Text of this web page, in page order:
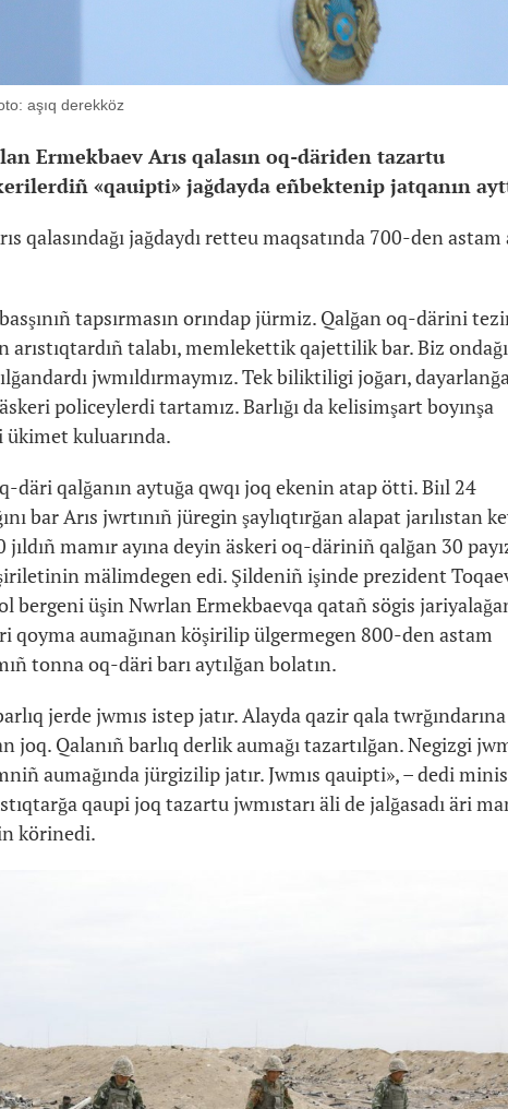
aşıq derekköz
Ermekbaev Arıs qalasın oq-däriden tazartu
«qauipti» jağdayda eñbektenip jatqanın
qalasındağı jağdaydı retteu maqsatında 700-den astam
tapsırmasın orındap jürmiz. Qalğan oq-därini
arıstıqtardıñ talabı, memlekettik qajettilik bar. Biz ondağı
jwmıldırmaymız. Tek biliktiligi joğarı,
policeylerdi tartamız. Barlığı da kelisimşart boyınşa
ükimet kuluarında.
däri qalğanın aytuğa qwqı joq ekenin atap ötti. Biıl 24
bar Arıs jwrtınıñ jüregin şaylıqtırğan alapat jarılıstan
mamır ayına deyin äskeri oq-däriniñ qalğan 30
mälimdegen edi. Şildeniñ işinde prezident
bergeni üşin Nwrlan Ermekbaevqa qatañ sögis
qoyma aumağınan köşirilip ülgermegen 800-den astam
tonna oq-däri barı aytılğan bolatın.
jerde jwmıs istep jatır. Alayda qazir qala twrğındarına
Qalanıñ barlıq derlik aumağı tazartılğan. Negizgi
aumağında jürgizilip jatır. Jwmıs qauipti», – dedi
qaupi joq tazartu jwmıstarı äli de jalğasadı äri
körinedi.